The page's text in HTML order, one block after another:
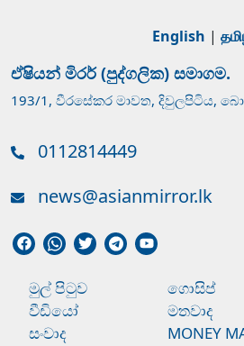
English |
ඒෂියන් මිරර් (පුද්ගලික) සමාගම.
193/1, වීරසේකර මාවත, දිවුලපිටිය,
0112814449
news@asianmirror.lk
මුල් පිටුව
ගොසිප්
වීඩියෝ
මතවාද
සංවාද
MONEY